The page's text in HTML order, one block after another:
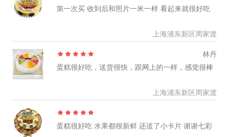
第一次买 收到后和照片一米一样 看起来就很好吃
上海浦东新区周家渡
林丹
蛋糕很好吃，送货很快，跟网上的一样，感觉很棒
上海浦东新区周家渡
蛋糕很好吃 水果都很新鲜 还送了小卡片 谢谢七彩